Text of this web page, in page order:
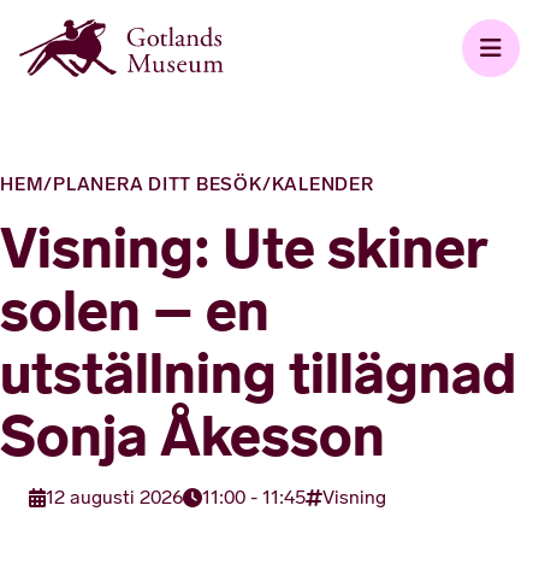
HEM/PLANERA DITT BESÖK/KALENDER
Visning: Ute skiner
solen – en
utställning tillägnad
Sonja Åkesson
12 augusti 2026 11:00 - 11:45 Visning